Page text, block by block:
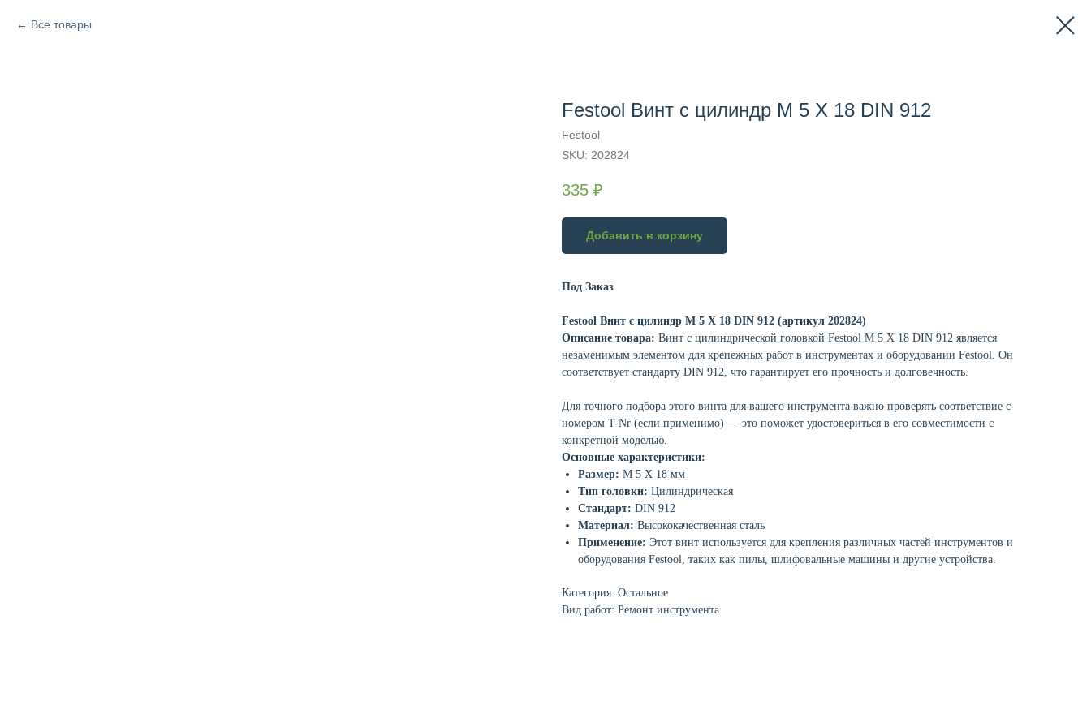
Все товары
Festool Винт с цилиндр M 5 X 18 DIN 912
Festool
SKU: 202824
335 ₽
Добавить в корзину
Под Заказ
Festool Винт с цилиндр M 5 X 18 DIN 912 (артикул 202824)
Описание товара: Винт с цилиндрической головкой Festool M 5 X 18 DIN 912 является
незаменимым элементом для крепежных работ в инструментах и оборудовании Festool. Он
соответствует стандарту DIN 912, что гарантирует его прочность и долговечность.
Для точного подбора этого винта для вашего инструмента важно проверять соответствие с
номером T-Nr (если применимо) — это поможет удостовериться в его совместимости с
конкретной моделью.
Основные характеристики:
Размер: M 5 X 18 мм
Тип головки: Цилиндрическая
Стандарт: DIN 912
Материал: Высококачественная сталь
Применение: Этот винт используется для крепления различных частей инструментов и
оборудования Festool, таких как пилы, шлифовальные машины и другие устройства.
Категория: Остальное
Вид работ: Ремонт инструмента